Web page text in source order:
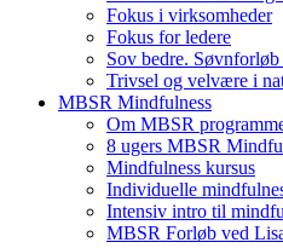
Fokus i virksomheder
Fokus for ledere
Sov bedre.
Trivsel og velvære i
MBSR Mindfulness
Om MBSR
8 ugers MBSR
Mindfulness kursus
Individuelle
Intensiv intro til
MBSR Forløb ved